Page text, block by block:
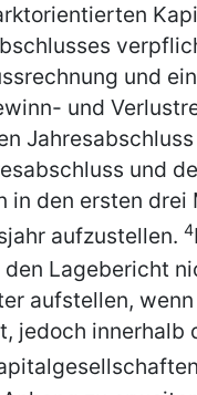
und
und
und
in den ersten
aufzustellen. 4
den Lagebericht
aufstellen,
jedoch innerhalb